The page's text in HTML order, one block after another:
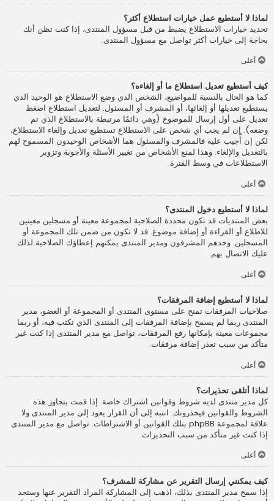
لماذا لا أستطيع عمل خيارات استطلاع أكثر؟
تحديد خيارات الاستطلاع يضبط من قبل مسؤول المنتدى، إذا كنت تظن أنك
بحاجة إلى خيارات أكثر تواصل مع مسؤول المنتدى.
أعلى
كيف أستطيع تعديل استطلاع ما أو إلغاءه؟
كما هو الحال بالنسبة للمواضيع، الشخص الذي وضع الاستطلاع هو الوحيد الذي
يستطيع تعديلها أو إلغائها، أو المشرف أو المسئول. لتعديل استطلاع اضغط
تعديل على أول إرسال للموضوع (وهي دائمًا مرتبطة بالاستطلاع الذي تم
وضعه). إن لم يجب أي شخص على الاستطلاع تستطيع تعديل وإلغاء الاستطلاع،
لكن إن أُجيب عليه فالمشرف والمسئول هما الأشخاص الوحيدون المسموح لهم
بالتعديل والإلغاء. وهذا لمنع الأشخاص من تغيير الأسئلة والأجوبة وتزوير
الاستطلاعات في وسط الفترة.
أعلى
لماذا لا أستطيع دخول المنتدى؟
بعض المنتديات قد تكون محددة الصلاحية لمجموعة معينة أو مسجلين معينين
للاطلاع أو القراءة أو إضافة موضوع. قد لا تكون من ضمن تلك المجموعة أو
المسجلين. وحدهم المشرفون ومدير المنتدى يمكنهم إعطاؤك الصلاحية لذلك.
عليك الاتصال بهم.
أعلى
لماذا لا أستطيع إضافة المرفقات؟
صلاحيات المرفقات تمنح على مستوى المنتدى أو المجموعة أو العضو، مدير
المنتدى ربما لم يسمح بإضافة المرفقات إلى المنتدى الذي تكتب فيه، أو ربما
مجموعات معينة بإمكانها رفع المرفقات، تواصل مع مدير المنتدى إذا كنت غير
متأكد من سبب تعذر إضافة مرفقات.
أعلى
لماذا أتلقى تحذيرات؟
كل مدير منتدى لديه شروط وقوانين اشتراك خاصة. إذا قمت بتجاوز هذه
الشروط والقوانين فيحذرونك. انتبه إلى أن القرار يعود إلى مدير المنتدى ولا
علاقة لمجموعة phpBB بتلك القوانين أو الاشتراطات. تواصل مع مدير المنتدى
إذا كنت غير متأكد من سبب التحذيرات.
أعلى
كيف يمكنني إرسال التقرير عن مشاركة للمشرف؟
إذا سمح مدير المنتدى بذلك، اذهب إلى المشاركة المراد التقرير عنها وستجد